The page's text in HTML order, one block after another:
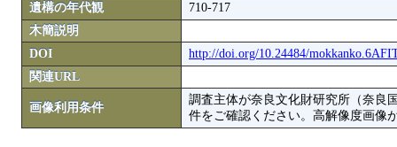
遺構の年代観
710-717
木簡説明
DOI
http://doi.org/10.24484/
関連URL
画像利用条件
調査主体が奈良文化財研究所（奈良
件をご確認ください。高解像度画像